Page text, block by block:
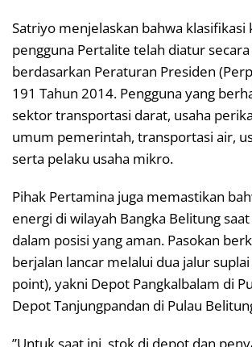
​Satriyo menjelaskan bahwa klasifikasi
pengguna Pertalite telah diatur
berdasarkan Peraturan Presiden
191 Tahun 2014. Pengguna yang
sektor transportasi darat, usaha
umum pemerintah, transportasi air,
serta pelaku usaha mikro.
​Pihak Pertamina juga memastikan
energi di wilayah Bangka Belitung
dalam posisi yang aman. Pasokan
berjalan lancar melalui dua jalur
point), yakni Depot Pangkalbalam di
Depot Tanjungpandan di Pulau
​”Untuk saat ini, stok di depot dan